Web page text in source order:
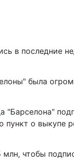
в последние
была
"Барселона"
пункт о выкупе
чтобы